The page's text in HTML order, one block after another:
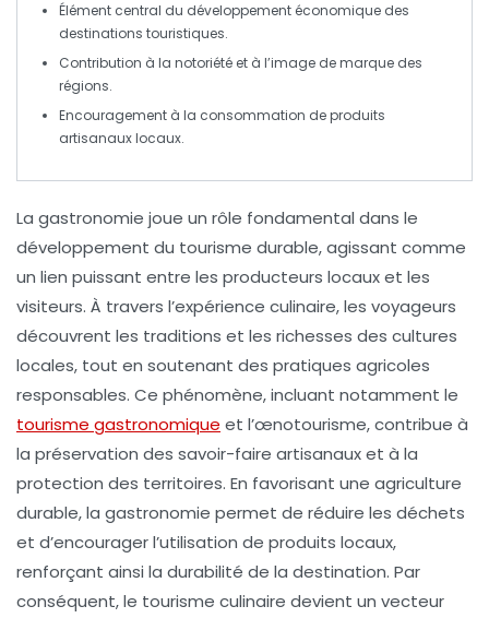
Élément central du développement économique des
destinations touristiques.
Contribution à la notoriété et à l’image de marque des
régions.
Encouragement à la consommation deproduits
artisanauxlocaux.
La gastronomie joue un rôle fondamental dans le
développement du tourisme durable, agissant comme
un lien puissant entre les producteurs locaux et les
visiteurs. À travers l’expérience culinaire, les voyageurs
découvrent les traditions et les richesses des cultures
locales, tout en soutenant des pratiques agricoles
responsables. Ce phénomène, incluant notamment le
tourisme gastronomique et l’œnotourisme, contribue à
la préservation des savoir-faire artisanaux et à la
protection des territoires. En favorisant une agriculture
durable, la gastronomie permet de réduire les déchets
et d’encourager l’utilisation de produits locaux,
renforçant ainsi la durabilité de la destination. Par
conséquent, le tourisme culinaire devient un vecteur